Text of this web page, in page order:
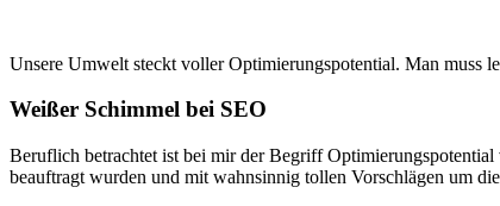
Unsere Umwelt steckt voller Optimierungspotential. Man muss
Weißer Schimmel bei SEO
Beruflich betrachtet ist bei mir der Begriff
beauftragt wurden und mit wahnsinnig tollen Vorschlägen um